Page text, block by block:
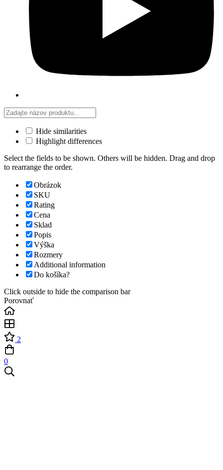
Hide similarities
Highlight differences
Select the fields to be shown. Others will be hidden. Drag and drop
to rearrange the order.
Obrázok
SKU
Rating
Cena
Sklad
Popis
Výška
Rozmery
Additional information
Do košíka?
Click outside to hide the comparison bar
Porovnať
2
0